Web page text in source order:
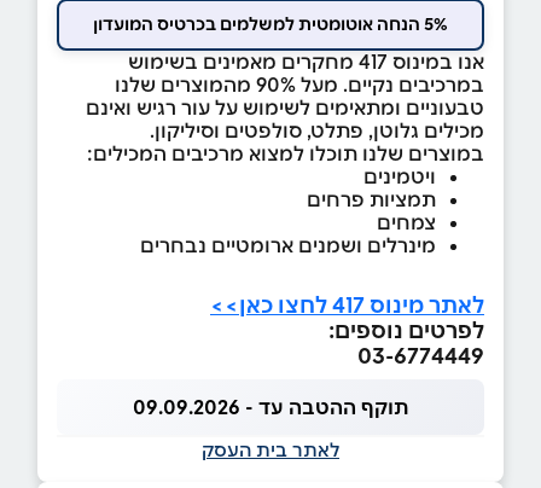
5% הנחה אוטומטית למשלמים בכרטיס המועדון
אנו במינוס 417 מחקרים מאמינים בשימוש
במרכיבים נקיים. מעל 90% מהמוצרים שלנו
טבעוניים ומתאימים לשימוש על עור רגיש ואינם
מכילים גלוטן, פתלט, סולפטים וסיליקון.
במוצרים שלנו תוכלו למצוא מרכיבים המכילים:
ויטמינים
תמציות פרחים
צמחים
מינרלים ושמנים ארומטיים נבחרים
לאתר מינוס 417 לחצו כאן>>
לפרטים נוספים:
03-6774449
תוקף ההטבה עד - 09.09.2026
לאתר בית העסק